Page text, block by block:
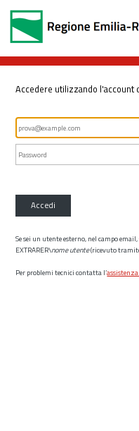
Accedere utilizzando l'account
Accedi
Se sei un utente esterno, nel campo
EXTRARER\nome utente(ricevuto
Per problemi tecnici contatta l’